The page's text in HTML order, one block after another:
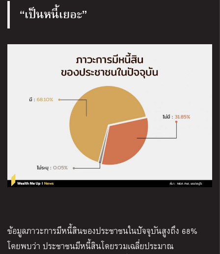
“เป็นหนี้เยอะ”
ข้อมูลภาวะการมีหนี้สินของประชาชนในปัจจุบันสูงถึง 68%
โดยพบว่า ประชาชนมีหนี้สินโดยรวมเฉลี่ยประมาณ